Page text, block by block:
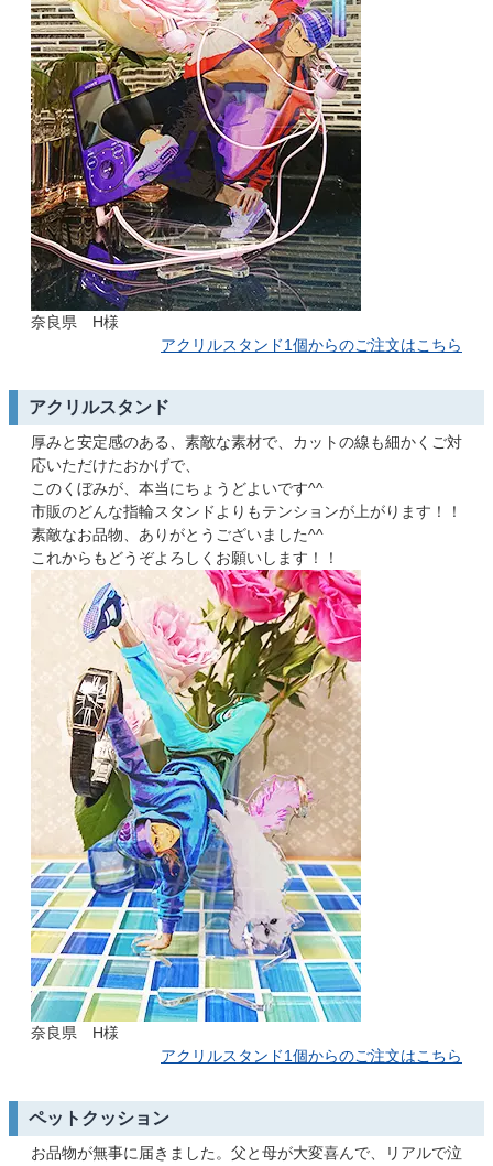
奈良県 H様
アクリルスタンド1個からのご注文はこちら
アクリルスタンド
厚みと安定感のある、素敵な素材で、カットの線も細かくご対
応いただけたおかげで、
このくぼみが、本当にちょうどよいです^^
市販のどんな指輪スタンドよりもテンションが上がります！！
素敵なお品物、ありがとうございました^^
これからもどうぞよろしくお願いします！！
奈良県 H様
アクリルスタンド1個からのご注文はこちら
ペットクッション
お品物が無事に届きました。父と母が大変喜んで、リアルで泣